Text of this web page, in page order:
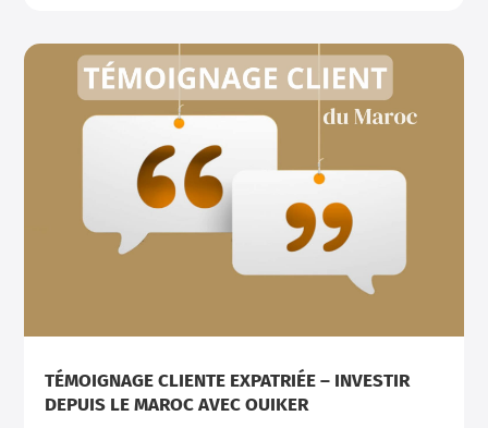
TÉMOIGNAGE CLIENTE EXPATRIÉE – INVESTIR
DEPUIS LE MAROC AVEC OUIKER